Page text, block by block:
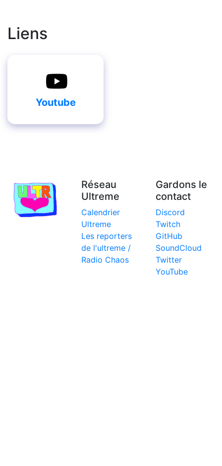
Liens
Youtube
Réseau
Ultreme
Calendrier
Ultreme
Les reporters
de l'ultreme /
Radio Chaos
Gardons le
contact
Discord
Twitch
GitHub
SoundCloud
Twitter
YouTube